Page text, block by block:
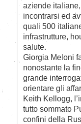
aziende
incontrarsi ed
quali 500
infrastrutture,
salute.
Giorgia Meloni
nonostante la
grande
orientare gli
Keith Kellogg,
tutto sommato
confini della